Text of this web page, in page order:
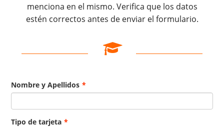
menciona en el mismo. Verifica que los datos
estén correctos antes de enviar el formulario.
Nombre y Apellidos *
Tipo de tarjeta *